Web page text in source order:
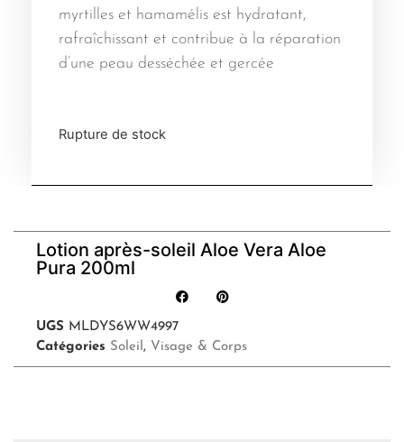
myrtilles et hamamélis est hydratant,
rafraîchissant et contribue à la réparation
d’une peau desséchée et gercée
Rupture de stock
Lotion après-soleil Aloe Vera Aloe
Pura 200ml
UGS MLDYS6WW4997
Catégories Soleil , Visage & Corps